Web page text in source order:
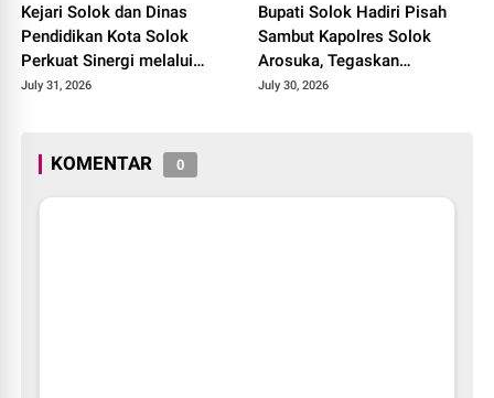
Kejari Solok dan Dinas
Pendidikan Kota Solok
Perkuat Sinergi melalui
Penandatanganan PKS dan
July 31, 2026
Bupati Solok Hadiri Pisah
Sambut Kapolres Solok
Arosuka, Tegaskan
Komitmen Perkuat Sinergi
July 30, 2026
KOMENTAR 0